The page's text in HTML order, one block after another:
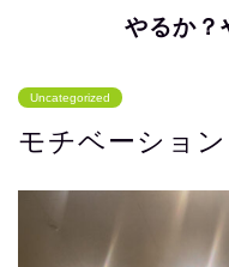
やるか？
Uncategorized
モチベーション